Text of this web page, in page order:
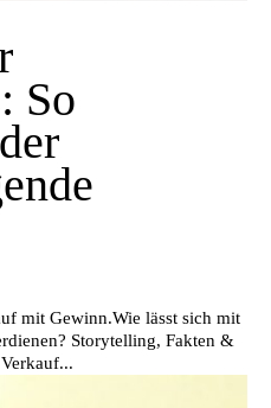
So
mit Gewinn.Wie lässt sich mit
Storytelling, Fakten &